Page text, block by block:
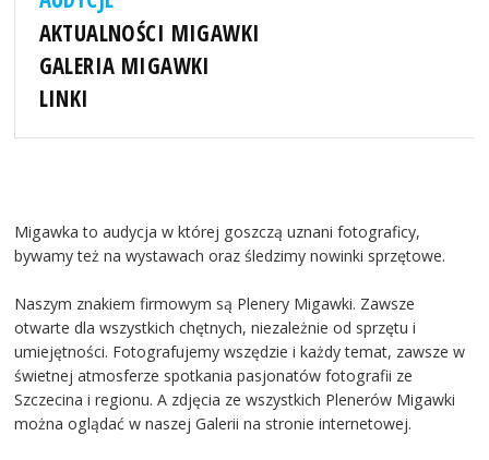
AKTUALNOŚCI MIGAWKI
GALERIA MIGAWKI
LINKI
Migawka to audycja w której goszczą uznani fotograficy,
bywamy też na wystawach oraz śledzimy nowinki sprzętowe.
Naszym znakiem firmowym są Plenery Migawki. Zawsze
otwarte dla wszystkich chętnych, niezależnie od sprzętu i
umiejętności. Fotografujemy wszędzie i każdy temat, zawsze w
świetnej atmosferze spotkania pasjonatów fotografii ze
Szczecina i regionu. A zdjęcia ze wszystkich Plenerów Migawki
można oglądać w naszej Galerii na stronie internetowej.